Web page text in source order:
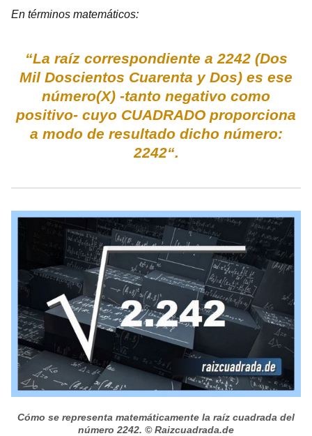
En términos matemáticos:
“La raíz correspondiente a 2242 (Dos
Mil Doscientos Cuarenta y Dos) es ese
número(X) -tanto negativo como
positivo- cuyo CUADRADO proporciona
a modo de resultado dicho número:
2242“.
Cómo se representa matemáticamente la raíz cuadrada del
número 2242. © Raizcuadrada.de